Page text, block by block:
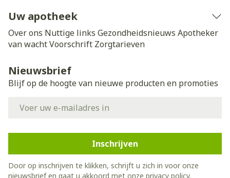
Uw apotheek
Over ons Nuttige links Gezondheidsnieuws Apotheker
van wachtVoorschrift Zorgtarieven
Nieuwsbrief
Blijf op de hoogte van nieuwe producten en promoties
Inschrijven
Door op inschrijven te klikken, schrijft u zich in voor onze
nieuwsbrief en gaat u akkoord met onze privacy policy.